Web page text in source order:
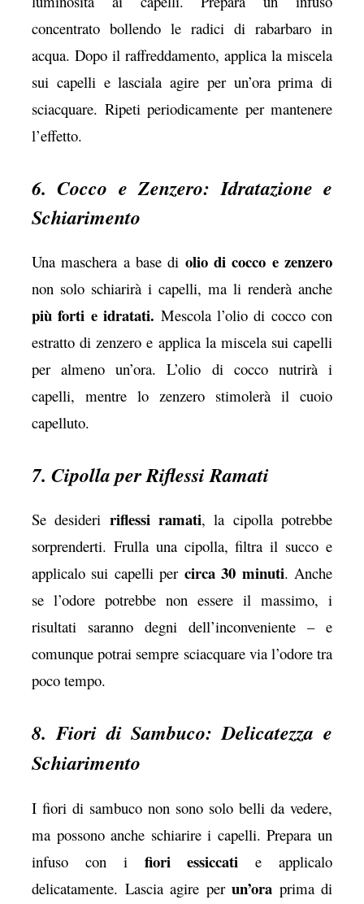
concentrato bollendo le radici di rabarbaro in
acqua. Dopo il raffreddamento, applica la miscela
sui capelli e lasciala agire per un’ora prima di
sciacquare. Ripeti periodicamente per mantenere
l’effetto.
6. Cocco e Zenzero: Idratazione e
Schiarimento
Una maschera a base di olio di cocco e zenzero
non solo schiarirà i capelli, ma li renderà anche
più forti e idratati. Mescola l’olio di cocco con
estratto di zenzero e applica la miscela sui capelli
per almeno un’ora. L’olio di cocco nutrirà i
capelli, mentre lo zenzero stimolerà il cuoio
capelluto.
7. Cipolla per Riflessi Ramati
Se desideri riflessi ramati, la cipolla potrebbe
sorprenderti. Frulla una cipolla, filtra il succo e
applicalo sui capelli per circa 30 minuti. Anche
se l’odore potrebbe non essere il massimo, i
risultati saranno degni dell’inconveniente – e
comunque potrai sempre sciacquare via l’odore tra
poco tempo.
8. Fiori di Sambuco: Delicatezza e
Schiarimento
I fiori di sambuco non sono solo belli da vedere,
ma possono anche schiarire i capelli. Prepara un
infuso con i fiori essiccati e applicalo
delicatamente. Lascia agire per un’ora prima di